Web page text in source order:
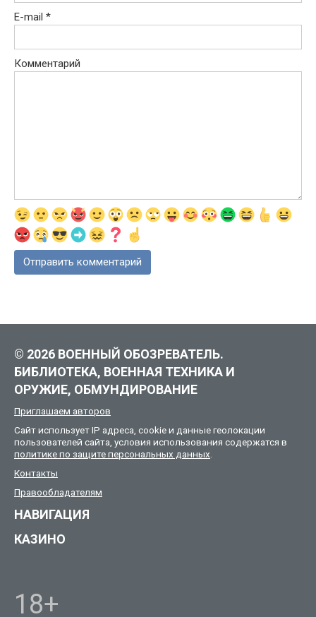
E-mail *
Комментарий
© 2026 ВОЕННЫЙ ОБОЗРЕВАТЕЛЬ.
БИБЛИОТЕКА, ВОЕННАЯ ТЕХНИКА И
ОРУЖИЕ, ОБМУНДИРОВАНИЕ
Приглашаем авторов
Сайт использует IP адреса, cookie и данные геолокации
пользователей сайта, условия использования содержатся в
политике по защите персональных данных
Контакты
Правообладателям
НАВИГАЦИЯ
КАЗИНО
18+